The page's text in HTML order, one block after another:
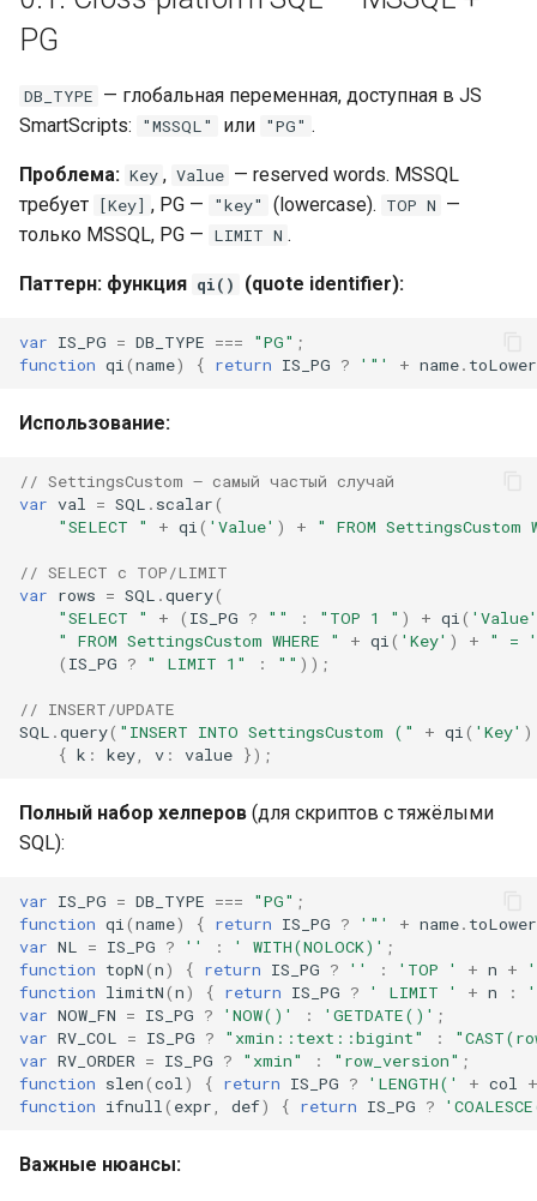
Правильные пути
4. SMART — действия в
контексте задачи
5. include() / import() —
виден include-скриптам
пишут в одни globals —
6. Безопасность и секреты
7. Publications как webhook
endpoint
Архитектура
Парсинг входящего
payload
Table ДП — формат
Value
Anti-loop маркеры
Идемпотентность —
delivery ID tracking
8. SQL из SmartScript
SQL.query_one — ⚠️ НЕ
Провайдер CalDAV
Паттерны и примеры
FAQ — CalDAV
Exchange — диагностика
синхронизации
Календарь — решение
Ресурсы — настройка
Ресурсы и планировщик
Социальная сеть
PG
DB_TYPE — глобальная переменная, доступная в JS
SmartScripts:
"MSSQL" или "PG" .
Проблема: Key , Value — reserved words. MSSQL
требует [Key] , PG — "key" (lowercase). TOP N —
только MSSQL, PG — LIMIT N .
Паттерн: функция qi() (quote identifier):
var IS_PG = DB_TYPE === "PG" ;
function qi (name) { return IS_PG ? '"' + name.
Использование:
// SettingsCustom — самый частый случай
var val = SQL . scalar(
"SELECT "
+ qi ( 'Value' ) + " FROM SettingsCustom
// SELECT с TOP/LIMIT
var rows = SQL .query(
"SELECT "
+ ( IS_PG ? "" : "TOP 1 " ) + qi ( 'Value'
" FROM SettingsCustom WHERE "
+ qi ( 'Key' ) +
" =
( IS_PG ? " LIMIT 1" : "" ));
// INSERT/UPDATE
SQL .query( "INSERT INTO SettingsCustom (" + qi ( 'Key' )
{ k : key v : value });
Полный набор хелперов (для скриптов с тяжёлыми
SQL):
var IS_PG = DB_TYPE === "PG" ;
function qi (name) { return IS_PG ? '"' + name.
var NL = IS_PG ? '' : ' WITH(NOLOCK)' ;
function topN(n) { return IS_PG ? '' : 'TOP ' + n +
function limitN(n) { return IS_PG ? ' LIMIT ' + n :
var NOW_FN = IS_PG ? 'NOW()' : 'GETDATE()' ;
var RV_COL = IS_PG ? "xmin::text::bigint" :
var RV_ORDER = IS_PG ? "xmin" : "row_version" ;
function slen(col ) { return IS_PG ? 'LENGTH(' + col
+
function ifnull ( expr def) { return IS_PG ?
Важные нюансы: